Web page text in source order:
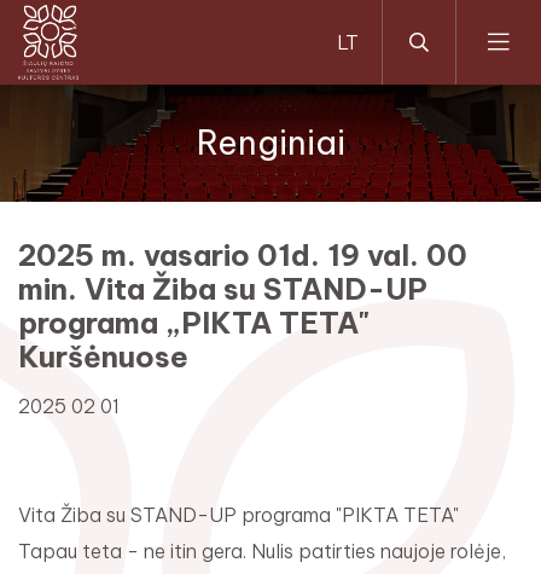
Renginiai
2025 m. vasario 01d. 19 val. 00
min. Vita Žiba su STAND-UP
programa „PIKTA TETA"
Kuršėnuose
2025 02 01
Vita Žiba su STAND-UP programa "PIKTA TETA"
Tapau teta - ne itin gera. Nulis patirties naujoje rolėje,